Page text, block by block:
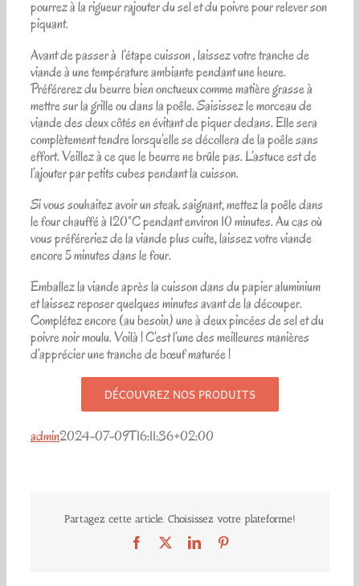
pourrez à la rigueur rajouter du sel et du poivre pour relever son
piquant.
Avant de passer à l’étape cuisson, laissez votre tranche de
viande à une température ambiante pendant une heure.
Préférerez du beurre bien onctueux comme matière grasse à
mettre sur la grille ou dans la poêle. Saisissez le morceau de
viande des deux côtés en évitant de piquer dedans. Elle sera
complètement tendre lorsqu’elle se décollera de la poêle sans
effort. Veillez à ce que le beurre ne brûle pas. L’astuce est de
l’ajouter par petits cubes pendant la cuisson.
Si vous souhaitez avoir un steak saignant, mettez la poêle dans
le four chauffé à 120°C pendant environ 10 minutes. Au cas où
vous préféreriez de la viande plus cuite, laissez votre viande
encore 5 minutes dans le four.
Emballez la viande après la cuisson dans du papier aluminium
et laissez reposer quelques minutes avant de la découper.
Complétez encore (au besoin) une à deux pincées de sel et du
poivre noir moulu. Voilà ! C’est l’une des meilleures manières
d’apprécier une tranche de bœuf maturée !
DÉCOUVREZ NOS PRODUITS
admin2024-07-09T16:11:36+02:00
Partagez cette article. Choisissez votre plateforme!
Facebook LinkedIn